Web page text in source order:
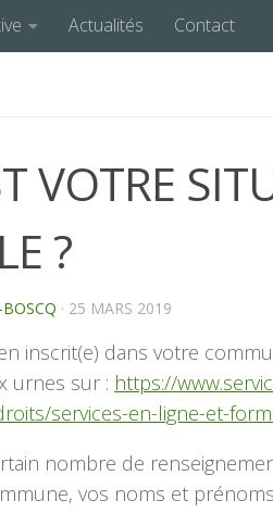
Actualités Contact
VOTRE
?
· 25 MARS 2019
inscrit(e) dans votre
urnes sur : https://
services-en-ligne-et-
nombre de
vos noms et